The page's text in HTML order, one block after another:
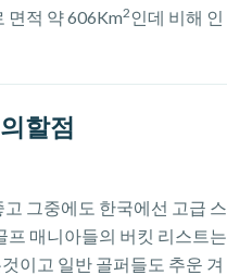
면적 약 606Km2 인데 비해 인
할점
그중에도 한국에선 고급 스
프 매니아들의 버킷 리스트는
이고 일반 골퍼들도 추운 겨